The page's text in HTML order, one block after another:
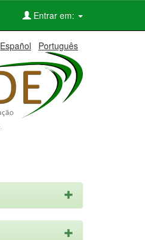
Entrar em:
Español Português